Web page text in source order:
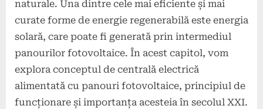
naturale. Una dintre cele mai eficiente și mai
curate forme de energie regenerabilă este energia
solară, care poate fi generată prin intermediul
panourilor fotovoltaice. În acest capitol, vom
explora conceptul de centrală electrică
alimentată cu panouri fotovoltaice, principiul de
funcționare și importanța acesteia în secolul XXI.